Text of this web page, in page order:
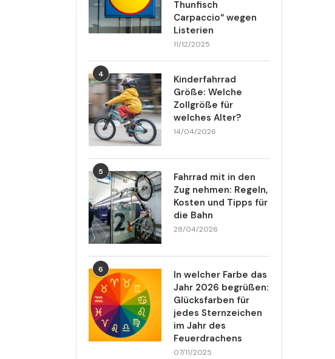
Thunfisch
Carpaccio“ wegen
Listerien
11/12/2025
4
Kinderfahrrad
Größe: Welche
Zollgröße für
welches Alter?
14/04/2026
5
Fahrrad mit in den
Zug nehmen: Regeln,
Kosten und Tipps für
die Bahn
28/04/2026
6
In welcher Farbe das
Jahr 2026 begrüßen:
Glücksfarben für
jedes Sternzeichen
im Jahr des
Feuerdrachens
07/11/2025